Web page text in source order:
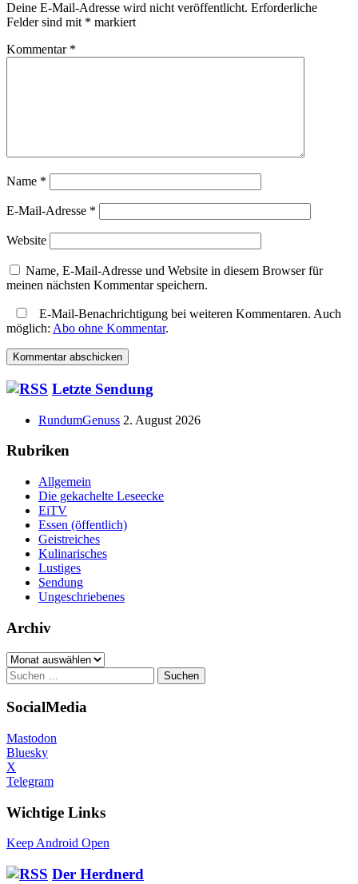
Deine E-Mail-Adresse wird nicht veröffentlicht. Erforderliche
Felder sind mit * markiert
Kommentar *
Name *
E-Mail-Adresse *
Website
Name, E-Mail-Adresse und Website in diesem Browser für
meinen nächsten Kommentar speichern.
E-Mail-Benachrichtigung bei weiteren Kommentaren. Auch
möglich: Abo ohne Kommentar.
Haupt-
Seitenleiste
Letzte Sendung
RundumGenuss 2. August 2026
Rubriken
Allgemein
Die gekachelte Leseecke
EiTV
Essen (öffentlich)
Geistreiches
Kulinarisches
Lustiges
Sendung
Ungeschriebenes
Archiv
Archiv
Suchen
nach:
SocialMedia
Mastodon
Bluesky
X
Telegram
Wichtige Links
Keep Android Open
Der Herdnerd